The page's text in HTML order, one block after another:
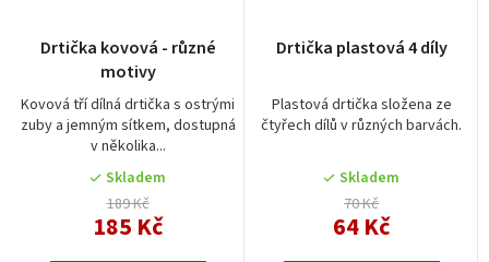
Drtička kovová - různé
motivy
Kovová tří dílná drtička s ostrými
zuby a jemným sítkem, dostupná
v několika...
Skladem
189 Kč
185 Kč
Drtička plastová 4 díly
Plastová drtička složena ze
čtyřech dílů v různých barvách.
Skladem
70 Kč
64 Kč